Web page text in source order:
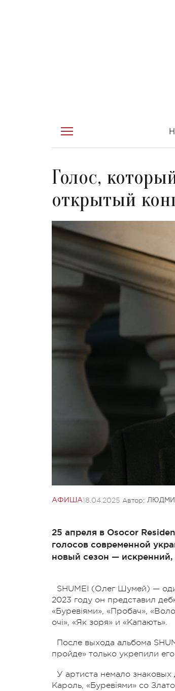
Голос,
открытый
АФИША18.04.2025 Автор:
25 апреля в Osocor
голосов современной
новый сезон —
SHUMEI (Олег Шумей) —
2023 году он представил
«Буревіями», «Пробач»,
очі», «Як зоря» и «Капають».
После выхода альбома
пройде» только укрепили
У артиста немало
Кароль, «Буревіями» со